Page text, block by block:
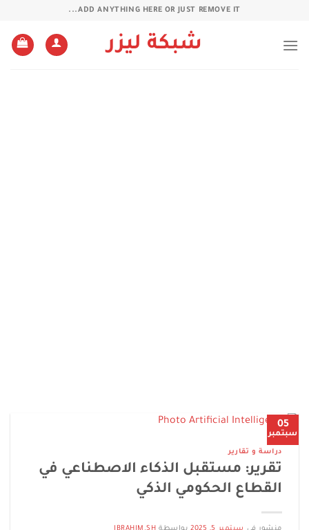
ADD ANYTHING HERE OR JUST REMOVE IT...
شبكة ليزر
05
سبتمبر
دراسة و تقارير
تقرير: مستقبل الذكاء الاصطناعي في
القطاع الحكومي الذكي